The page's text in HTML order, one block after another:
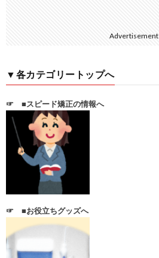
Advertisement
▼各カテゴリートップへ
☞ ■スピード矯正の情報へ
☞ ■お役立ちグッズへ